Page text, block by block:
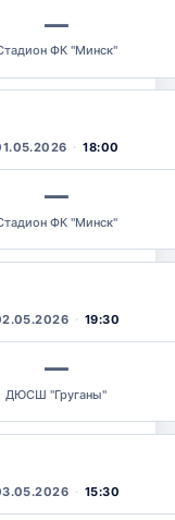
—
ФК "Минск"
18:00
—
ФК "Минск"
19:30
—
ДЮСШ "Груганы"
15:30